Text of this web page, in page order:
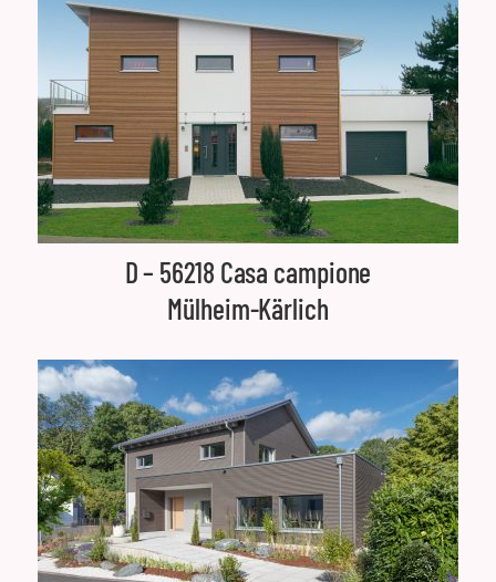
D – 56218 Casa campione
Mülheim-Kärlich